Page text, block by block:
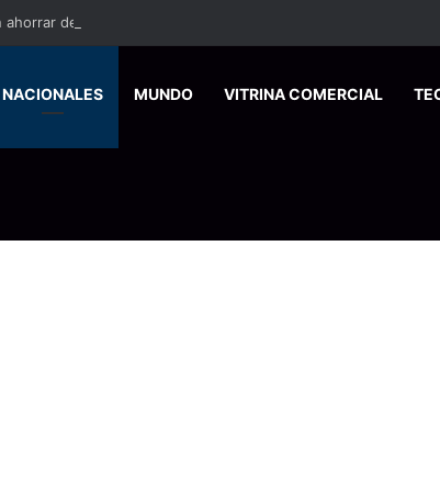
ahorrar desde agosto para enfrentar los gastos de fin de año
NACIONALES MUNDO VITRINA COMERCIAL